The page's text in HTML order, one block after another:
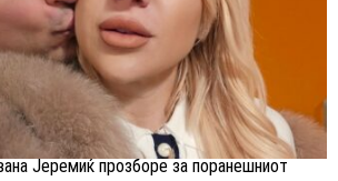
Јеремиќ прозборе за поранешниот